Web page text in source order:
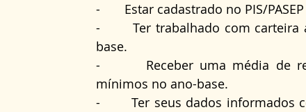
-       Estar cadastrado no PIS/
-       Ter trabalhado com
base.
-       Receber uma média de
mínimos no ano-base.
-       Ter seus dados